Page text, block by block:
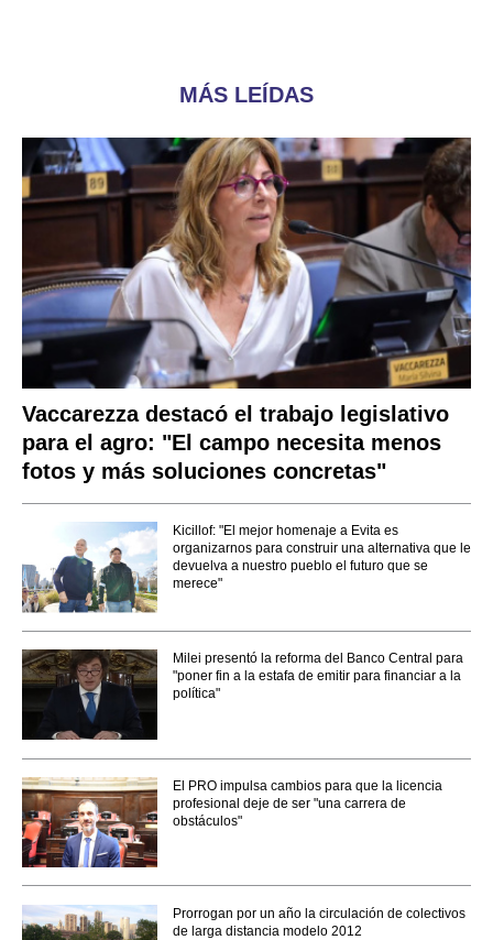
MÁS LEÍDAS
Vaccarezza destacó el trabajo legislativo
para el agro: "El campo necesita menos
fotos y más soluciones concretas"
Kicillof: "El mejor homenaje a Evita es
organizarnos para construir una alternativa que le
devuelva a nuestro pueblo el futuro que se
merece"
Milei presentó la reforma del Banco Central para
"poner fin a la estafa de emitir para financiar a la
política"
El PRO impulsa cambios para que la licencia
profesional deje de ser "una carrera de
obstáculos"
Prorrogan por un año la circulación de colectivos
de larga distancia modelo 2012